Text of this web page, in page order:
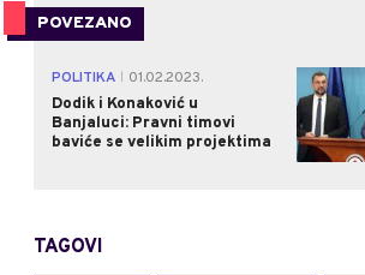
POVEZANO
POLITIKA
01.02.2023.
Dodik i Konaković u
Banjaluci: Pravni timovi
baviće se velikim projektima
TAGOVI